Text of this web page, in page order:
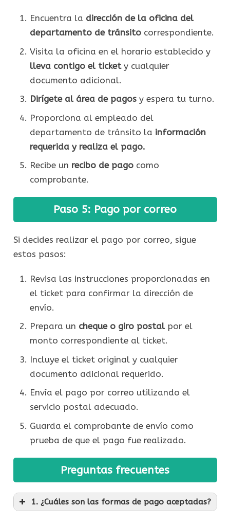
Encuentra la dirección de la oficina del
departamento de tránsitocorrespondiente.
Visita la oficina en el horario establecido y
lleva contigo el tickety cualquier
documento adicional.
Dirígete al área de pagosy espera tu turno.
Proporciona al empleado del
departamento de tránsito la información
requerida y realiza el pago.
Recibe un recibo de pagocomo
comprobante.
Paso 5: Pago por correo
Si decides realizar el pago por correo, sigue
estos pasos:
Revisa las instrucciones proporcionadas en
el ticket para confirmar la dirección de
envío.
Prepara un cheque o giro postalpor el
monto correspondiente al ticket.
Incluye el ticket original y cualquier
documento adicional requerido.
Envía el pago por correo utilizando el
servicio postal adecuado.
Guarda el comprobante de envío como
prueba de que el pago fue realizado.
Preguntas frecuentes
1. ¿Cuáles son las formas de pago aceptadas?